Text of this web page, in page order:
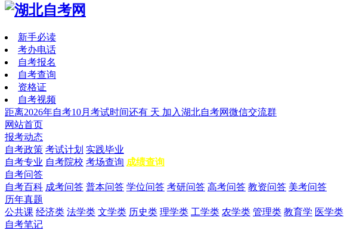
新手必读
考办电话
自考报名
自考查询
资格证
自考视频
距离2026年自考10月考试时间还有 天 加入湖北自考网微信交流群
网站首页
报考动态
自考政策 考试计划 实践毕业
自考专业 自考院校 考场查询 成绩查询
自考问答
自考百科 成考问答 普本问答 学位问答 考研问答 高考问答 教资问答 美考问答
历年真题
公共课 经济类 法学类 文学类 历史类 理学类 工学类 农学类 管理类 教育学 医学类
自考笔记